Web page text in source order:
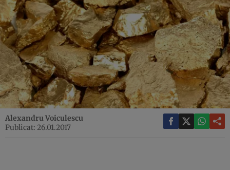
Alexandru Voiculescu
Publicat: 26.01.2017